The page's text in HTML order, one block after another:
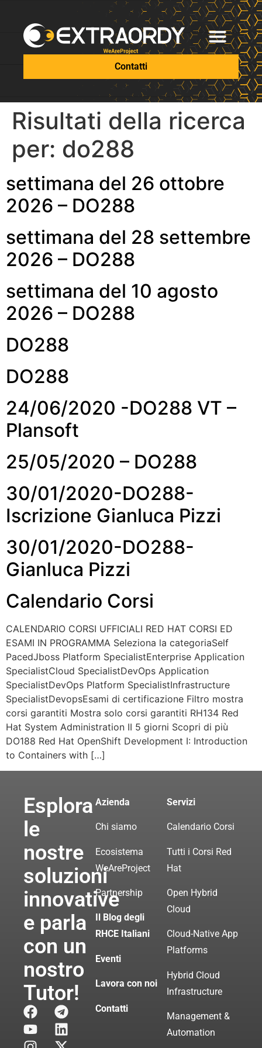
Contatti
Risultati della ricerca
per: do288
settimana del 26 ottobre
2026 – DO288
settimana del 28 settembre
2026 – DO288
settimana del 10 agosto
2026 – DO288
DO288
DO288
24/06/2020 -DO288 VT –
Plansoft
25/05/2020 – DO288
30/01/2020-DO288-
Iscrizione Gianluca Pizzi
30/01/2020-DO288-
Gianluca Pizzi
Calendario Corsi
CALENDARIO CORSI UFFICIALI RED HAT CORSI ED
ESAMI IN PROGRAMMA Seleziona la categoriaSelf
PacedJboss Platform SpecialistEnterprise Application
SpecialistCloud SpecialistDevOps Application
SpecialistDevOps Platform SpecialistInfrastructure
SpecialistDevopsEsami di certificazione Filtro mostra
corsi garantiti Mostra solo corsi garantiti RH134 Red
Hat System Administration II 5 giorni Scopri di più
DO188 Red Hat OpenShift Development I: Introduction
to Containers with […]
Esplora
le
nostre
soluzioni
innovative
e parla
con un
nostro
Tutor!
Azienda
Chi siamo
Ecosistema
WeAreProject
Partnership
Il Blog degli
RHCE Italiani
Eventi
Lavora con noi
Contatti
Servizi
Calendario Corsi
Tutti i Corsi Red
Hat
Open Hybrid
Cloud
Cloud-Native App
Platforms
Hybrid Cloud
Infrastructure
Management &
Automation